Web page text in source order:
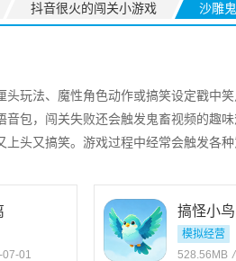
沙雕
抖音很火的闯关小游戏
头玩法、魔性角色动作或搞笑设定戳中
音包，闯关失败还会触发鬼畜视频的趣
上头又搞笑。游戏过程中经常会触发各
01
搞怪小
模拟经营
528.56MB /